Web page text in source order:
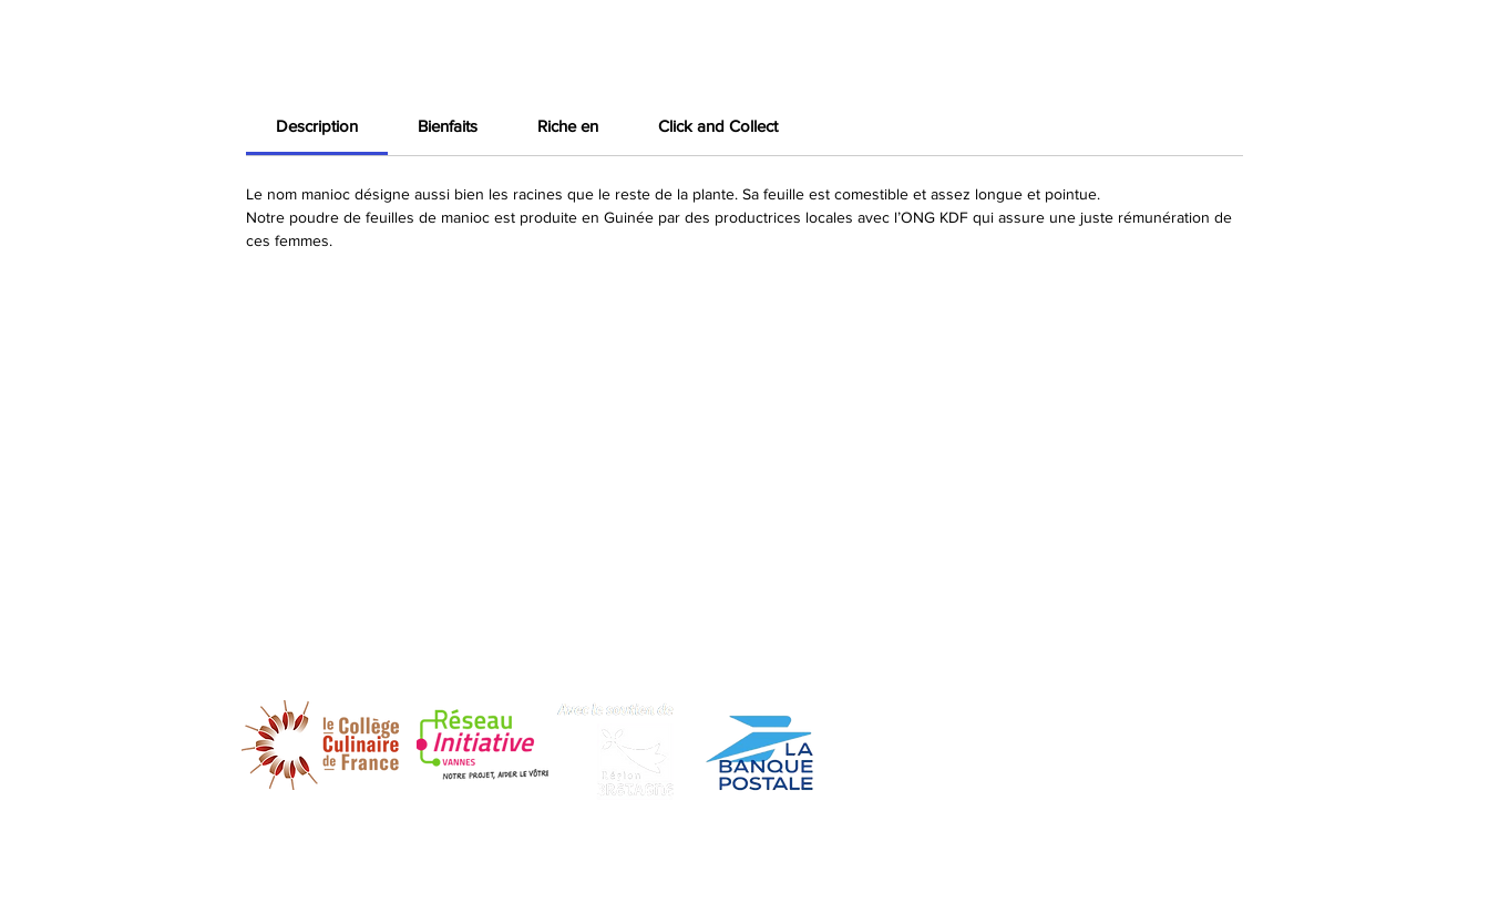
Description Bienfaits Riche en Click and Collect
Le nom manioc désigne aussi bien les racines que le reste de la plante. Sa feuille est comestible et assez longue et pointue.
Notre poudre de feuilles de manioc est produite en Guinée par des productrices locales avec l’ONG KDF qui assure une juste rémunération de
ces femmes.